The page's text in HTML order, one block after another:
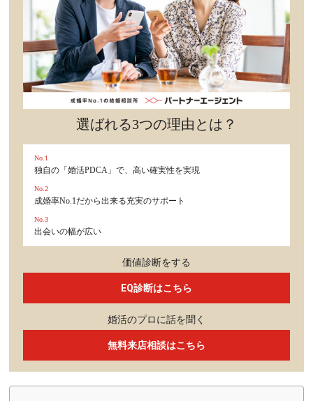
選ばれる3つの理由とは？
No.1
独自の「婚活PDCA」で、高い確実性を実現
No.2
成婚率No.1だから出来る充実のサポート
No.3
出会いの幅が広い
価値診断をする
EQ診断はこちら
婚活のプロに話を聞く
無料来店相談はこちら